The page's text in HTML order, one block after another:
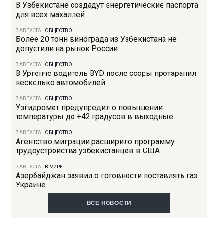
В Узбекистане создадут энергетические паспорта
для всех махаллей
7 АВГУСТА ОБЩЕСТВО
Более 20 тонн винограда из Узбекистана не
допустили на рынок России
7 АВГУСТА ОБЩЕСТВО
В Ургенче водитель BYD после ссоры протаранил
несколько автомобилей
7 АВГУСТА ОБЩЕСТВО
Узгидромет предупредил о повышении
температуры до +42 градусов в выходные
7 АВГУСТА ОБЩЕСТВО
Агентство миграции расширило программу
трудоустройства узбекистанцев в США
7 АВГУСТА В МИРЕ
Азербайджан заявил о готовности поставлять газ
Украине
ВСЕ НОВОСТИ